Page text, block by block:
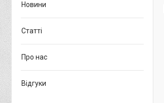
Новини
Статті
Про нас
Відгуки